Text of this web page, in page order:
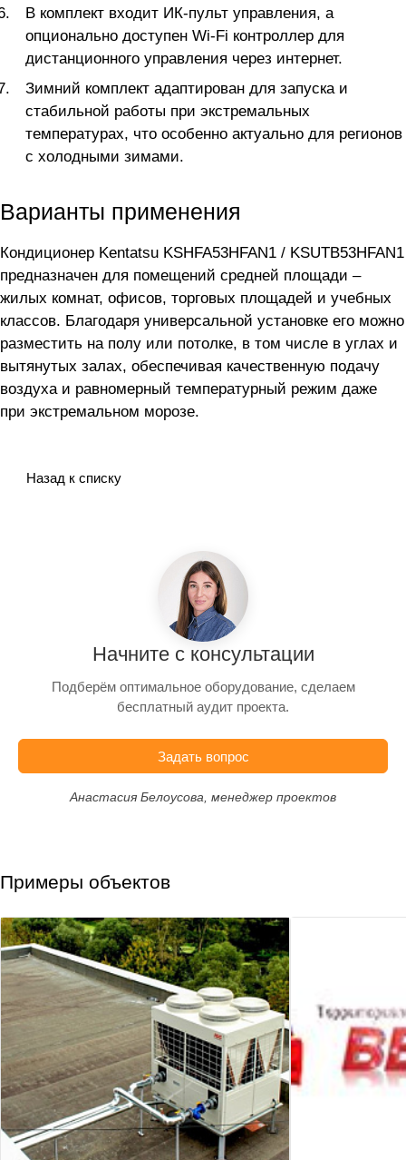
В комплект входит ИК-пульт управления, а
опционально доступен Wi-Fi контроллер для
дистанционного управления через интернет.
Зимний комплект адаптирован для запуска и
стабильной работы при экстремальных
температурах, что особенно актуально для регионов
с холодными зимами.
Варианты применения
Кондиционер Kentatsu KSHFA53HFAN1 / KSUTB53HFAN1
предназначен для помещений средней площади –
жилых комнат, офисов, торговых площадей и учебных
классов. Благодаря универсальной установке его можно
разместить на полу или потолке, в том числе в углах и
вытянутых залах, обеспечивая качественную подачу
воздуха и равномерный температурный режим даже
при экстремальном морозе.
Назад к списку
Начните с консультации
Подберём оптимальное оборудование, сделаем
бесплатный аудит проекта.
Задать вопрос
Анастасия Белоусова, менеджер проектов
Примеры объектов